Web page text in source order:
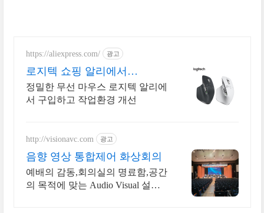
https://aliexpress.com/ 광고
로지텍 쇼핑 알리에서
Logitech, 알리 득템
정밀한 무선 마우스 로지텍 알리에
서 구입하고 작업환경 개선
http://visionavc.com 광고
음향 영상 통합제어 화상회의
예배의 감동,회의실의 명료함,공간
의 목적에 맞는 Audio Visual 설계.